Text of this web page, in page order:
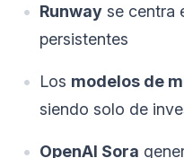
Runway se centra
persistentes
Los modelos de
siendo solo de
OpenAI Sora